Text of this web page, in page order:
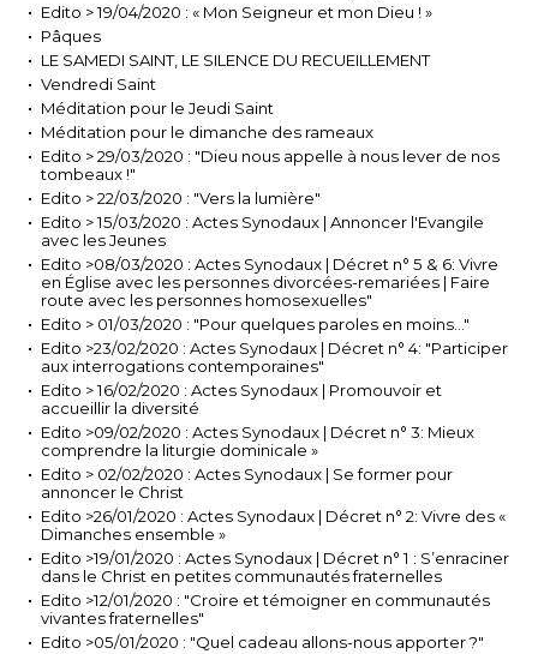
Edito > 19/04/2020 : « Mon Seigneur et mon Dieu ! »
Pâques
LE SAMEDI SAINT, LE SILENCE DU RECUEILLEMENT
Vendredi Saint
Méditation pour le Jeudi Saint
Méditation pour le dimanche des rameaux
Edito > 29/03/2020 : "Dieu nous appelle à nous lever de nos
tombeaux !"
Edito > 22/03/2020 : "Vers la lumière"
Edito > 15/03/2020 : Actes Synodaux | Annoncer l'Evangile
avec les Jeunes
Edito >08/03/2020 : Actes Synodaux | Décret n° 5 & 6: Vivre
en Église avec les personnes divorcées-remariées | Faire
route avec les personnes homosexuelles"
Edito > 01/03/2020 : "Pour quelques paroles en moins..."
Edito >23/02/2020 : Actes Synodaux | Décret n° 4: "Participer
aux interrogations contemporaines"
Edito > 16/02/2020 : Actes Synodaux | Promouvoir et
accueillir la diversité
Edito >09/02/2020 : Actes Synodaux | Décret n° 3: Mieux
comprendre la liturgie dominicale »
Edito > 02/02/2020 : Actes Synodaux | Se former pour
annoncer le Christ
Edito >26/01/2020 : Actes Synodaux | Décret n° 2: Vivre des «
Dimanches ensemble »
Edito >19/01/2020 : Actes Synodaux | Décret n° 1 : S’enraciner
dans le Christ en petites communautés fraternelles
Edito >12/01/2020 : "Croire et témoigner en communautés
vivantes fraternelles"
Edito >05/01/2020 : "Quel cadeau allons-nous apporter ?"